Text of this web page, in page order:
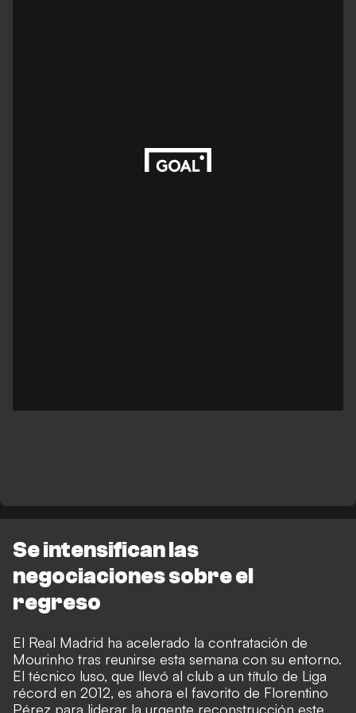
Se intensifican las
negociaciones sobre el
regreso
El Real Madrid ha acelerado la contratación de
Mourinho tras reunirse esta semana con su entorno.
El técnico luso, que llevó al club a un título de Liga
récord en 2012, es ahora el favorito de Florentino
Pérez para liderar la urgente reconstrucción este